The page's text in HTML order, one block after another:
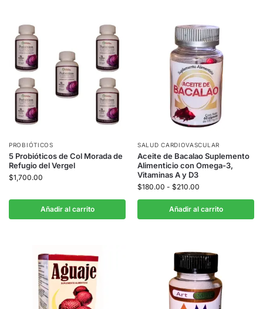
PROBIÓTICOS
5 Probióticos de Col Morada de
Refugio del Vergel
$1,700.00
Añadir al carrito
SALUD CARDIOVASCULAR
Aceite de Bacalao Suplemento
Alimenticio con Omega-3,
Vitaminas A y D3
$180.00 - $210.00
Añadir al carrito